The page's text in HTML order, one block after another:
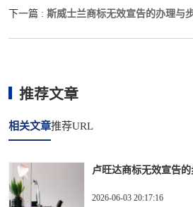
下一篇 : 斯威士兰商标无效宣告的办理与
推荐文章
相关文章推荐URL
卢旺达商标无效宣告
2026-06-03 20:17:16